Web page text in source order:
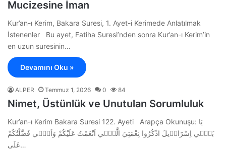
Mucizesine İman
Kur’an-ı Kerim, Bakara Suresi, 1. Ayet-i Kerimede Anlatılmak
İstenenler Bu ayet, Fatiha Suresi’nden sonra Kur’an-ı Kerim’in
en uzun suresinin…
Devamını Oku »
ALPER Temmuz 1, 2026 0 84
Nimet, Üstünlük ve Unutulan Sorumluluk
Kur’an-ı Kerim Bakara Suresi 122. Ayeti Arapça Okunuşu: يَا
بَن۪ٓي اِسْرَٓاء۪يلَ اذْكُرُوا نِعْمَتِيَ الَّت۪ٓي اَنْعَمْتُ عَلَيْكُمْ وَاَنّ۪ي فَضَّلْتُكُمْ
عَلَى…